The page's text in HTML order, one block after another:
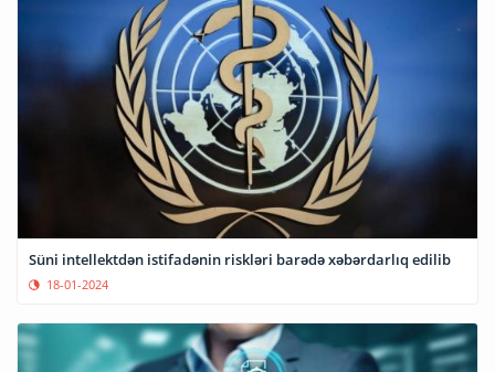
Süni intellektdən istifadənin riskləri barədə xəbərdarlıq edilib
18-01-2024